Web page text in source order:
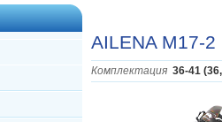
AILENA M17-2
Комплектация 36-41